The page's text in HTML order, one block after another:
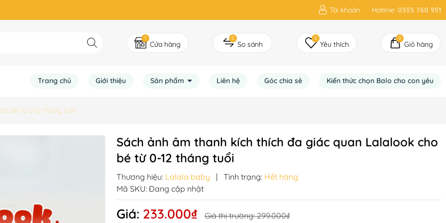
Tài khoản Hotline: 0355 760 951
1
Cửa hàng
0
So sánh
0
Yêu thích
0
Giỏ hàng
Trang chủ Giới thiệu Sản phẩm Liên hệ Góc chia sẻ Kiến thức chọn Balo cho con yêu
bé từ 0-12 tháng tuổi
Sách ảnh âm thanh kích thích đa giác quan Lalalook cho
bé từ 0-12 tháng tuổi
Thương hiệu: Lalala baby | Tình trạng: Hết hàng
Mã SKU: Đang cập nhật
Giá: 233.000₫ Giá thị trường:299.000₫